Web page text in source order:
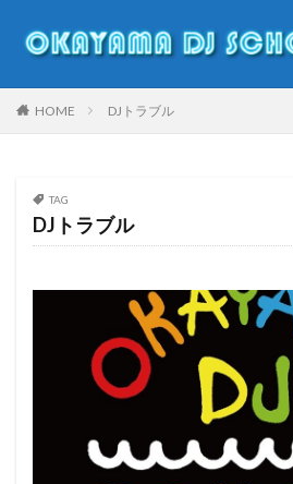
HOME DJトラブル
TAG
DJトラブル
DJ 岡山DJスクール DJやり方 DJ
カテゴリー
タグ
Clubdj 倉敷 キッズイベン
ダンスバトル
ナイトクラブ
モモロックフェス
勝田あんこう
オープンフォーマットdj
小学生dj
岡山DJスクール 桃
渋谷
盆ダンス 美作市
Pioneerdj
DJ DJ初心者